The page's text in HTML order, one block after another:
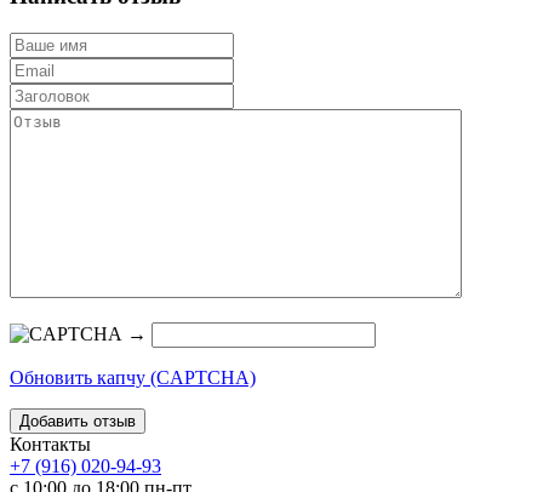
→
Обновить капчу (CAPTCHA)
Контакты
+7 (916) 020-94-93
с 10:00 до 18:00 пн-пт